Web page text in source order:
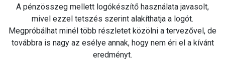
A pénzösszeg mellett logókészítő használata javasolt,
mivel ezzel tetszés szerint alakíthatja a logót.
Megpróbálhat minél több részletet közölni a tervezővel, de
továbbra is nagy az esélye annak, hogy nem éri el a kívánt
eredményt.